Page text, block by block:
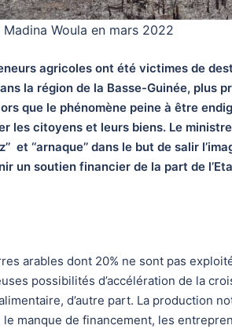
Woula en mars 2022
agricoles ont été victimes de
la région de la Basse-Guinée, plus
que le phénomène peine à être
les citoyens et leurs biens. Le
et ‘‘arnaque’’ dans le but de salir
un soutien financier de la part de
arables dont 20% ne sont pas
possibilités d’accélération de la
d’autre part. La production
manque de financement, les